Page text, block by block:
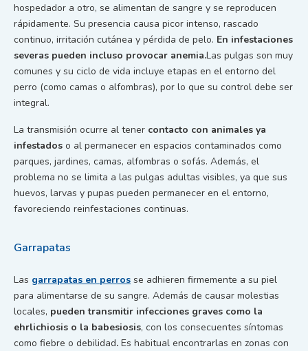
hospedador a otro, se alimentan de sangre y se reproducen
rápidamente. Su presencia causa picor intenso, rascado
continuo, irritación cutánea y pérdida de pelo. En infestaciones
severas pueden incluso provocar anemia.Las pulgas son muy
comunes y su ciclo de vida incluye etapas en el entorno del
perro (como camas o alfombras), por lo que su control debe ser
integral.
La transmisión ocurre al tener contacto con animales ya
infestados o al permanecer en espacios contaminados como
parques, jardines, camas, alfombras o sofás. Además, el
problema no se limita a las pulgas adultas visibles, ya que sus
huevos, larvas y pupas pueden permanecer en el entorno,
favoreciendo reinfestaciones continuas.
Garrapatas
Las garrapatas en perros se adhieren firmemente a su piel
para alimentarse de su sangre. Además de causar molestias
locales, pueden transmitir infecciones graves como la
ehrlichiosis o la babesiosis, con los consecuentes síntomas
como fiebre o debilidad. Es habitual encontrarlas en zonas con